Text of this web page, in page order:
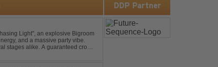
Light", an explosive Bigroom
and a massive party vibe.
stages alike. A guaranteed crowd-
DDP Partner